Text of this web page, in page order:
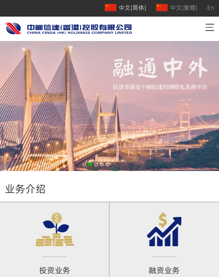
En
中文(繁體)
中文(简体)
首页
公司介绍
业务介绍
人才招聘
联系我们
业务介绍
投资业务 融资业务